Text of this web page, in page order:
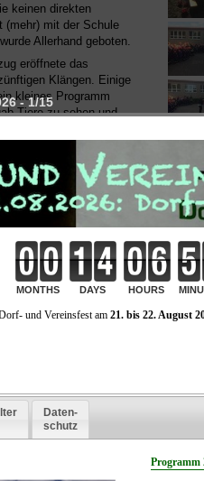
keinen direkten
(mehr) mit der Schule
Allerhand geboten.
eröffnete das
Klängen. Einige
kleines Programm
Tiere zu sehen und
konnte die Schule
und es konnten im
durchgeführt
und selbst gemachten
neben dem
allem die Schüler der
der traditionelle Wattkampf der
zwei Wertungsläufe absolviert und
aufgegangenem Zeitplan mit
1" während der
- 1/15